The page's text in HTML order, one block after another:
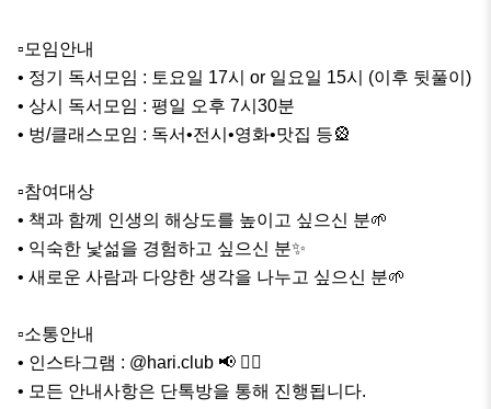
▫️모임안내
• 정기 독서모임 : 토요일 17시 or 일요일 15시 (이후 뒷풀이)
• 상시 독서모임 : 평일 오후 7시30분
• 벙/클래스모임 : 독서•전시•영화•맛집 등🎡
▫️참여대상
• 책과 함께 인생의 해상도를 높이고 싶으신 분🌱
• 익숙한 낯섦을 경험하고 싶으신 분✨
• 새로운 사람과 다양한 생각을 나누고 싶으신 분🌱
▫️소통안내
• 인스타그램 : @hari.club 📢 👆🏻
• 모든 안내사항은 단톡방을 통해 진행됩니다.